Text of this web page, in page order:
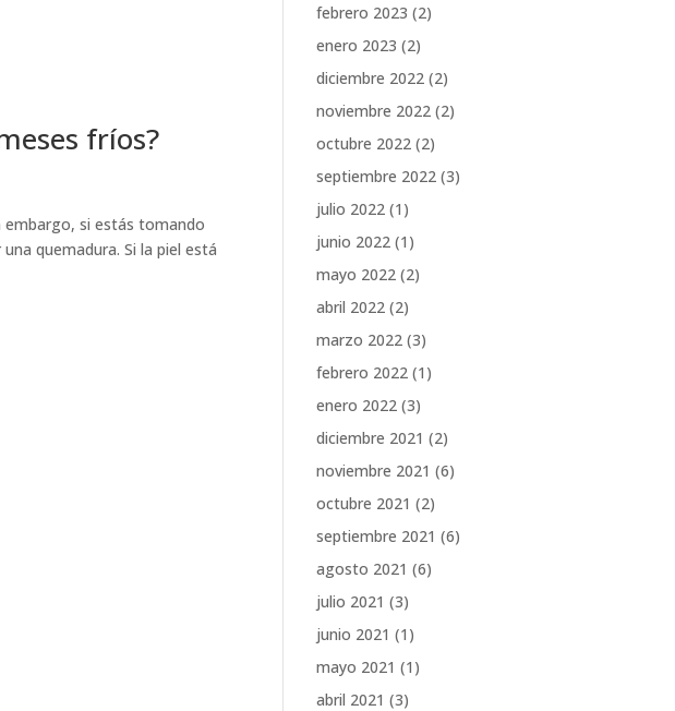
fríos?
embargo, si estás tomando
quemadura. Si la piel está
febrero 2023 (2)
enero 2023 (2)
diciembre 2022 (2)
noviembre 2022 (2)
octubre 2022 (2)
septiembre 2022 (3)
julio 2022 (1)
junio 2022 (1)
mayo 2022 (2)
abril 2022 (2)
marzo 2022 (3)
febrero 2022 (1)
enero 2022 (3)
diciembre 2021 (2)
noviembre 2021 (6)
octubre 2021 (2)
septiembre 2021 (6)
agosto 2021 (6)
julio 2021 (3)
junio 2021 (1)
mayo 2021 (1)
abril 2021 (3)